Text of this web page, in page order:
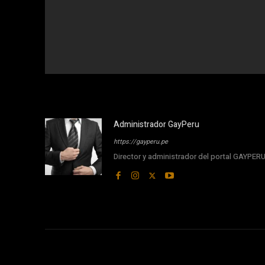
Administrador GayPeru
https://gayperu.pe
Director y administrador del portal